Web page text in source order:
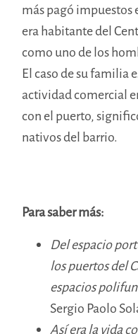
más pagó impuestos
era habitante del
como uno de los
El caso de su familia
actividad comercial
con el puerto,
nativos del barrio.
Para saber más:
Del espacio
los puertos del
espacios
Sergio Paolo
Así era la vida